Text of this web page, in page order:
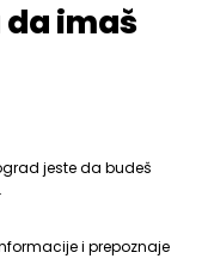
imaš
jeste da budeš
i prepoznaje